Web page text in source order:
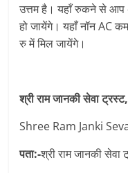
उत्तम है। यहाँ रुकने से आप
हो जायेंगे। यहाँ नॉन AC
रु में मिल जायेंगे।
श्री राम जानकी सेवा
Shree Ram Janki
पता:-श्री राम जानकी